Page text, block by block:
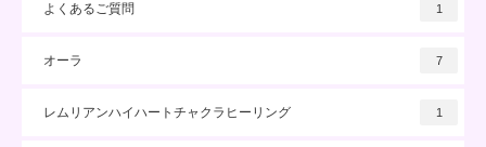
よくあるご質問 1
オーラ 7
レムリアンハイハートチャクラヒーリング 1